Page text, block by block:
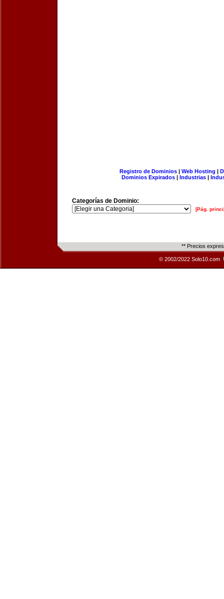
Registro de Dominios| Web Hosting |
Dominios Expirados | Industrias |
Categorías de Dominio:
[Pág.
** Precios
© 2002/2022 Solo10.com